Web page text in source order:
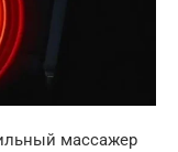
массажер